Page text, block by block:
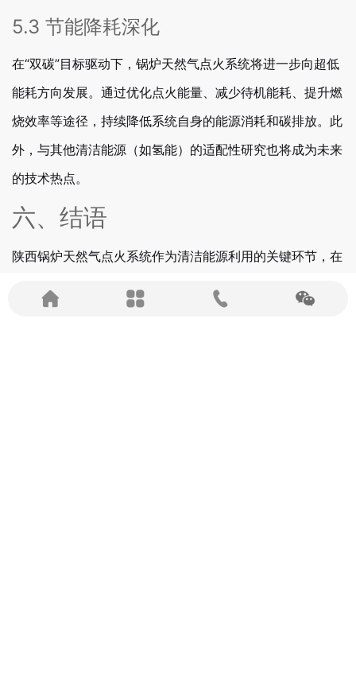
5.3 节能降耗深化
在“双碳”目标驱动下，锅炉天然气点火系统将进一步向超低
能耗方向发展。通过优化点火能量、减少待机能耗、提升燃
烧效率等途径，持续降低系统自身的能源消耗和碳排放。此
外，与其他清洁能源（如氢能）的适配性研究也将成为未来
的技术热点。
六、结语
陕西锅炉天然气点火系统作为清洁能源利用的关键环节，在